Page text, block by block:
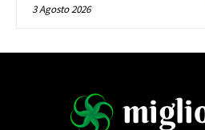
3 Agosto 2026